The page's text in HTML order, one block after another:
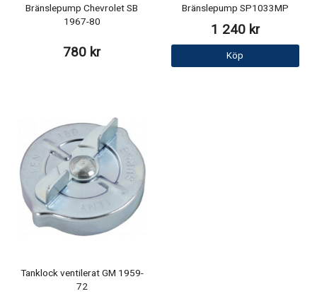
Bränslepump Chevrolet SB
1967-80
780 kr
Bränslepump SP1033MP
1 240 kr
Köp
Tanklock ventilerat GM 1959-
72